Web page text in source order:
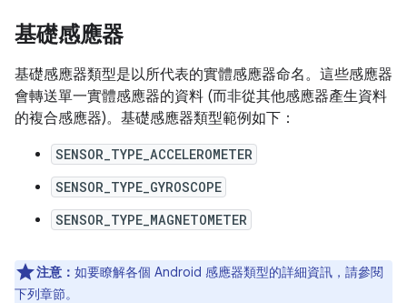
基礎感應器
基礎感應器類型是以所代表的實體感應器命名。這些感應器
會轉送單一實體感應器的資料 (而非從其他感應器產生資料
的複合感應器)。基礎感應器類型範例如下：
SENSOR_TYPE_ACCELEROMETER
SENSOR_TYPE_GYROSCOPE
SENSOR_TYPE_MAGNETOMETER
注意： 如要瞭解各個 Android 感應器類型的詳細資訊，請參閱
下列章節。